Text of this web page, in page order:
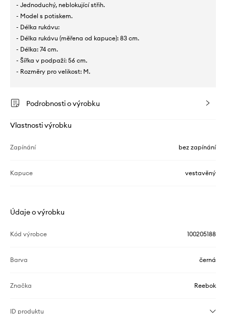
- Jednoduchý, neblokující střih.
- Model s potiskem.
- Délka rukávu:
- Délka rukávu (měřena od kapuce): 83 cm.
- Délka: 74 cm.
- Šířka v podpaží: 56 cm.
- Rozměry pro velikost: M.
Podrobnosti o výrobku
Vlastnosti výrobku
Zapínání bez zapínání
Kapuce vestavěný
Údaje o výrobku
Kód výrobce 100205188
Barva černá
Značka Reebok
ID produktu